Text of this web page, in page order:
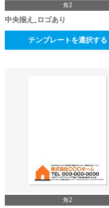
角2
中央揃え_ロゴあり
テンプレートを選択する
角2